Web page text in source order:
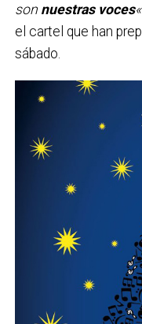
son nuestras voces«
el cartel que han
sábado.